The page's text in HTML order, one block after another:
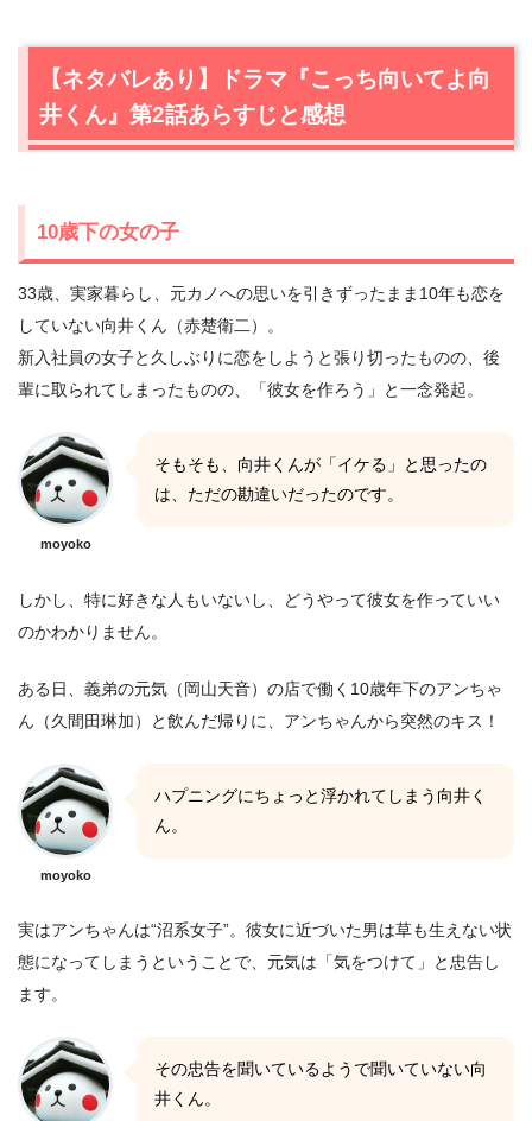
【ネタバレあり】ドラマ『こっち向いてよ向
井くん』第2話あらすじと感想
10歳下の女の子
33歳、実家暮らし、元カノへの思いを引きずったまま10年も恋を
していない向井くん（赤楚衛二）。
新入社員の女子と久しぶりに恋をしようと張り切ったものの、後
輩に取られてしまったものの、「彼女を作ろう」と一念発起。
moyoko
そもそも、向井くんが「イケる」と思ったの
は、ただの勘違いだったのです。
しかし、特に好きな人もいないし、どうやって彼女を作っていい
のかわかりません。
ある日、義弟の元気（岡山天音）の店で働く10歳年下のアンちゃ
ん（久間田琳加）と飲んだ帰りに、アンちゃんから突然のキス！
moyoko
ハプニングにちょっと浮かれてしまう向井く
ん。
実はアンちゃんは“沼系女子”。彼女に近づいた男は草も生えない状
態になってしまうということで、元気は「気をつけて」と忠告し
ます。
その忠告を聞いているようで聞いていない向
井くん。